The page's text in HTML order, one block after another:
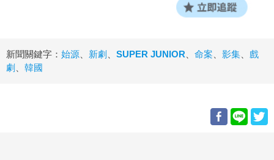
新聞關鍵字： 始源 新劇 SUPER JUNIOR 命案 影集
戲
劇
韓國